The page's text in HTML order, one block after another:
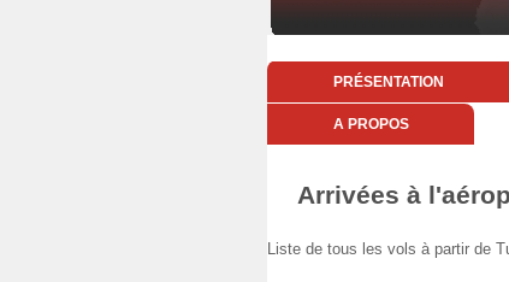
PRÉSENTATION
A PROPOS
Arrivées à
Liste de tous les vols à partir de